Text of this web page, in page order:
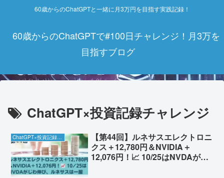
60歳からのChatGPTと一緒に月3万円を目指す実践記録！
60歳からのChatGPTで#100日チャレンジ！月3万を
目指すブログ
ChatGPT×投資記録チャレンジ
【第44回】ルネサスエレクトロニ
クス＋12,780円＆NVIDIA＋
12,076円！📈 10/25はNVDAがじ